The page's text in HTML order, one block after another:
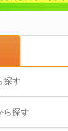
探す
ら探す